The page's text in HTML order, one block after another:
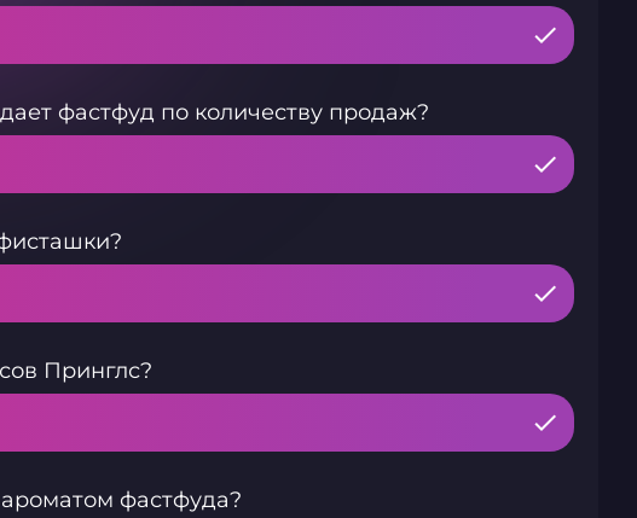
фастфуд по количеству продаж?
Принглс?
ароматом фастфуда?